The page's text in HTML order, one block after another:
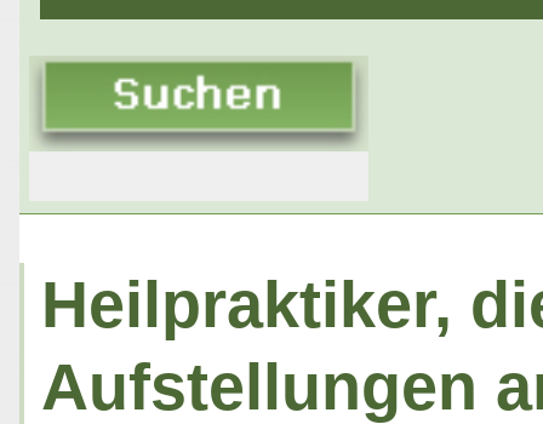
Heilpraktiker,
Aufstellungen